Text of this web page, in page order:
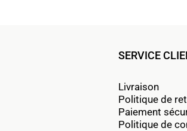
SERVICE
Livraison
Politique de
Paiement
Politique de